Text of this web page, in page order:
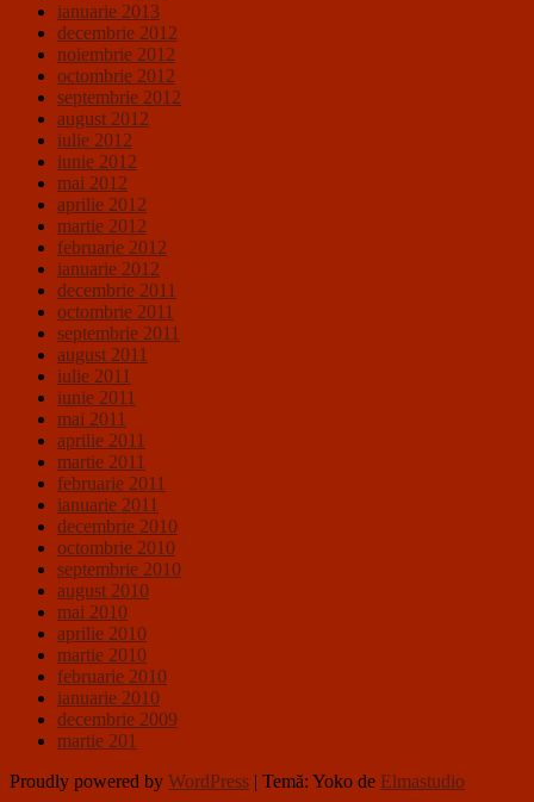
ianuarie 2013
decembrie 2012
noiembrie 2012
octombrie 2012
septembrie 2012
august 2012
iulie 2012
iunie 2012
mai 2012
aprilie 2012
martie 2012
februarie 2012
ianuarie 2012
decembrie 2011
octombrie 2011
septembrie 2011
august 2011
iulie 2011
iunie 2011
mai 2011
aprilie 2011
martie 2011
februarie 2011
ianuarie 2011
decembrie 2010
octombrie 2010
septembrie 2010
august 2010
mai 2010
aprilie 2010
martie 2010
februarie 2010
ianuarie 2010
decembrie 2009
martie 201
Proudly powered by WordPress | Temă: Yoko de Elmastudio